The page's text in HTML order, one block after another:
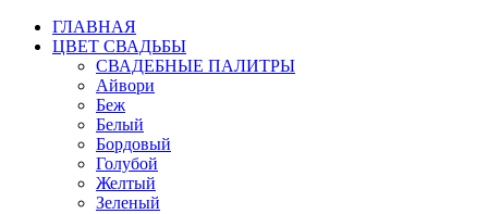
ГЛАВНАЯ
ЦВЕТ СВАДЬБЫ
СВАДЕБНЫЕ ПАЛИТРЫ
Айвори
Беж
Белый
Бордовый
Голубой
Желтый
Зеленый